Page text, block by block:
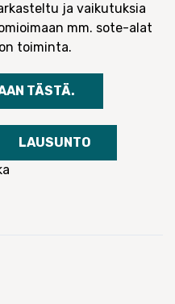
ja vaikutuksia
mm. sote-alat
toiminta.
TÄSTÄ.
LAUSUNTO